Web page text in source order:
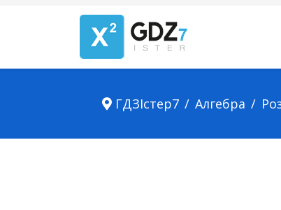
ГДЗІстер7 Алгебра